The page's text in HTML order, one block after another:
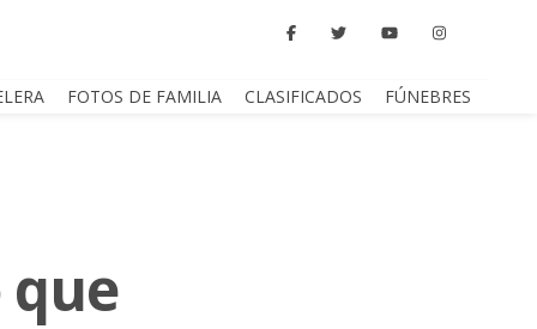
FOTOS DE FAMILIA CLASIFICADOS FÚNEBRES